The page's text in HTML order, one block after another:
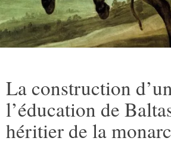
La construction
l’éducation de
héritier de la